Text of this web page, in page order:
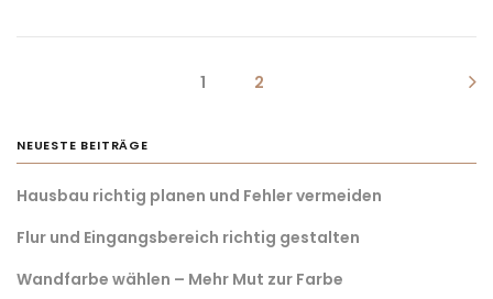
1 2
NEUESTE BEITRÄGE
Hausbau richtig planen und Fehler vermeiden
Flur und Eingangsbereich richtig gestalten
Wandfarbe wählen – Mehr Mut zur Farbe